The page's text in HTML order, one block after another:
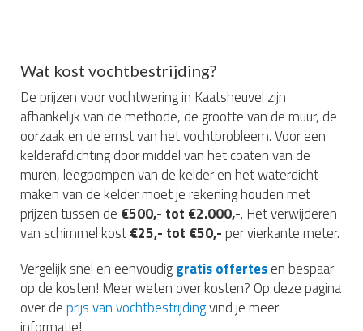
Wat kost vochtbestrijding?
De prijzen voor vochtwering in Kaatsheuvel zijn
afhankelijk van de methode, de grootte van de muur, de
oorzaak en de ernst van het vochtprobleem. Voor een
kelderafdichting door middel van het coaten van de
muren, leegpompen van de kelder en het waterdicht
maken van de kelder moet je rekening houden met
prijzen tussen de €500,- tot €2.000,-. Het verwijderen
van schimmel kost€25,- tot €50,- per vierkante meter.
Vergelijk snel en eenvoudiggratis offertesen bespaar
op de kosten! Meer weten over kosten? Op deze pagina
over deprijs van vochtbestrijdingvind je meer